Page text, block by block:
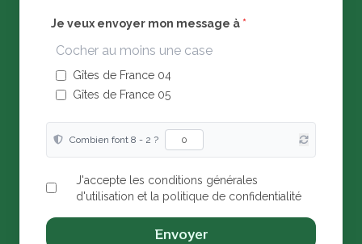
Je veux envoyer mon message à *
Cocher au moins une case
Gîtes de France 04
Gîtes de France 05
Combien font 8 - 2 ?
J'accepte les conditions générales
d'utilisation et la politique de confidentialité
Envoyer